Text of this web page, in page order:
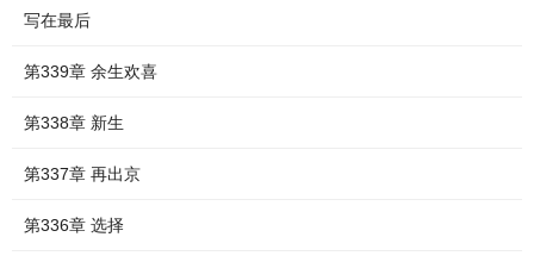
写在最后
第339章 余生欢喜
第338章 新生
第337章 再出京
第336章 选择